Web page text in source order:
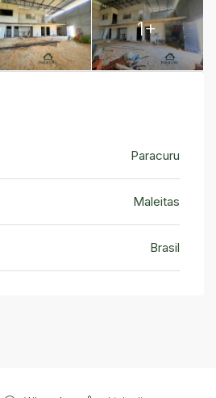
1+
Paracuru
Maleitas
Brasil